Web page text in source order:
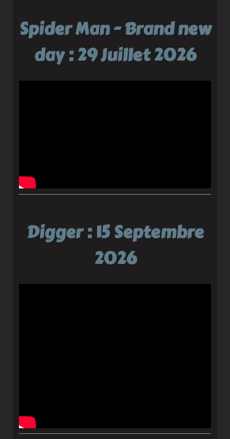
Spider Man - Brand new
day : 29 Juillet 2026
Digger : 15 Septembre
2026